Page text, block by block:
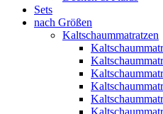
Sets
nach Größen
Kaltschaummatratzen